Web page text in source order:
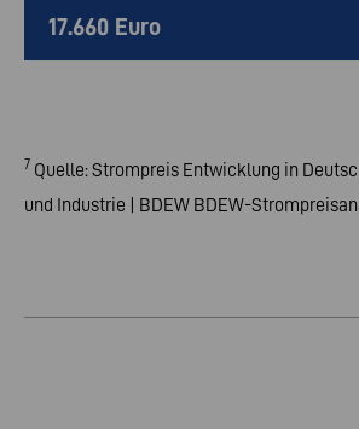
17.660 Euro
7 Quelle: Strompreis Entwicklung in
und Industrie | BDEW BDEW-